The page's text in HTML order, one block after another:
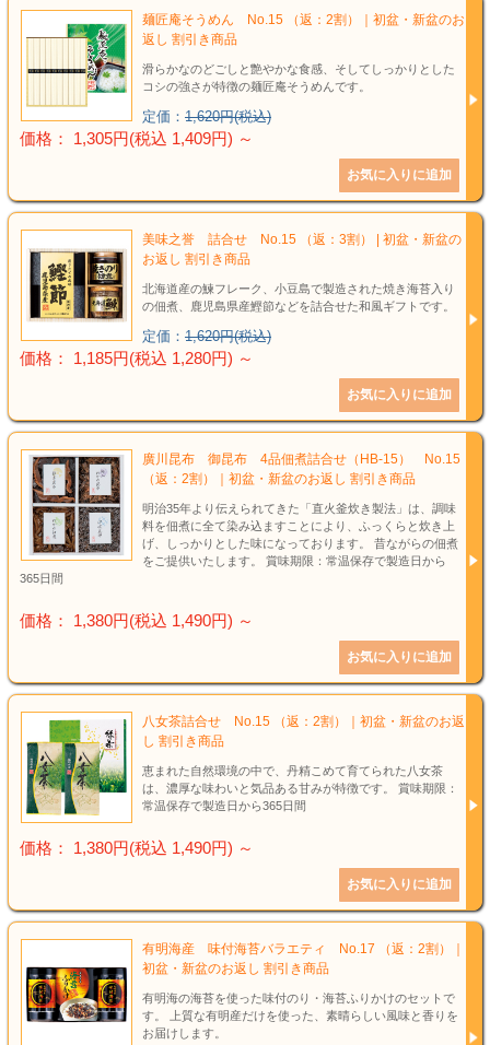
麺匠庵そうめん No.15 （返：2割）｜初盆・新盆のお
返し 割引き商品
滑らかなのどごしと艶やかな食感、そしてしっかりとした
コシの強さが特徴の麺匠庵そうめんです。
定価： 1,620円(税込)
価格： 1,305円(税込 1,409円) ～
美味之誉 詰合せ No.15 （返：3割） | 初盆・新盆の
お返し 割引き商品
北海道産の鰊フレーク、小豆島で製造された焼き海苔入り
の佃煮、鹿児島県産鰹節などを詰合せた和風ギフトです。
定価： 1,620円(税込)
価格： 1,185円(税込 1,280円) ～
廣川昆布 御昆布 4品佃煮詰合せ（HB-15） No.15
（返：2割）｜初盆・新盆のお返し 割引き商品
明治35年より伝えられてきた「直火釜炊き製法」は、調味
料を佃煮に全て染み込ますことにより、ふっくらと炊き上
げ、しっかりとした味になっております。 昔ながらの佃煮
をご提供いたします。 賞味期限：常温保存で製造日から
365日間
価格： 1,380円(税込 1,490円) ～
八女茶詰合せ No.15 （返：2割）｜初盆・新盆のお返
し 割引き商品
恵まれた自然環境の中で、丹精こめて育てられた八女茶
は、濃厚な味わいと気品ある甘みが特徴です。 賞味期限：
常温保存で製造日から365日間
価格： 1,380円(税込 1,490円) ～
有明海産 味付海苔バラエティ No.17 （返：2割）｜
初盆・新盆のお返し 割引き商品
有明海の海苔を使った味付のり・海苔ふりかけのセットで
す。 上質な有明産だけを使った、素晴らしい風味と香りを
お届けします。